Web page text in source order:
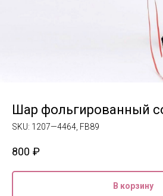
Шар фольгированный
SKU: 1207—4464, FB89
800 ₽
В корзину